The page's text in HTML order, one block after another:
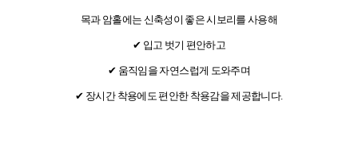
목과 암홀에는 신축성이 좋은 시보리를 사용해
✔ 입고 벗기 편안하고
✔ 움직임을 자연스럽게 도와주며
✔ 장시간 착용에도 편안한 착용감을 제공합니다.